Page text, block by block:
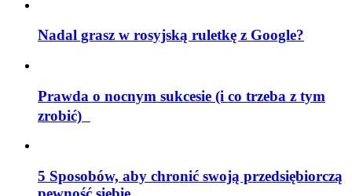
Nadal grasz w rosyjską ruletkę z Google?
Prawda o nocnym sukcesie (i co trzeba z tym
zrobić)
5 Sposobów, aby chronić swoją przedsiębiorczą